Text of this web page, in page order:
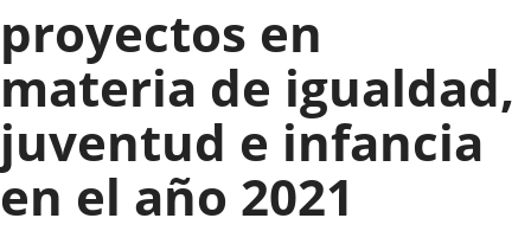
proyectos en
materia de igualdad,
juventud e infancia
en el año 2021